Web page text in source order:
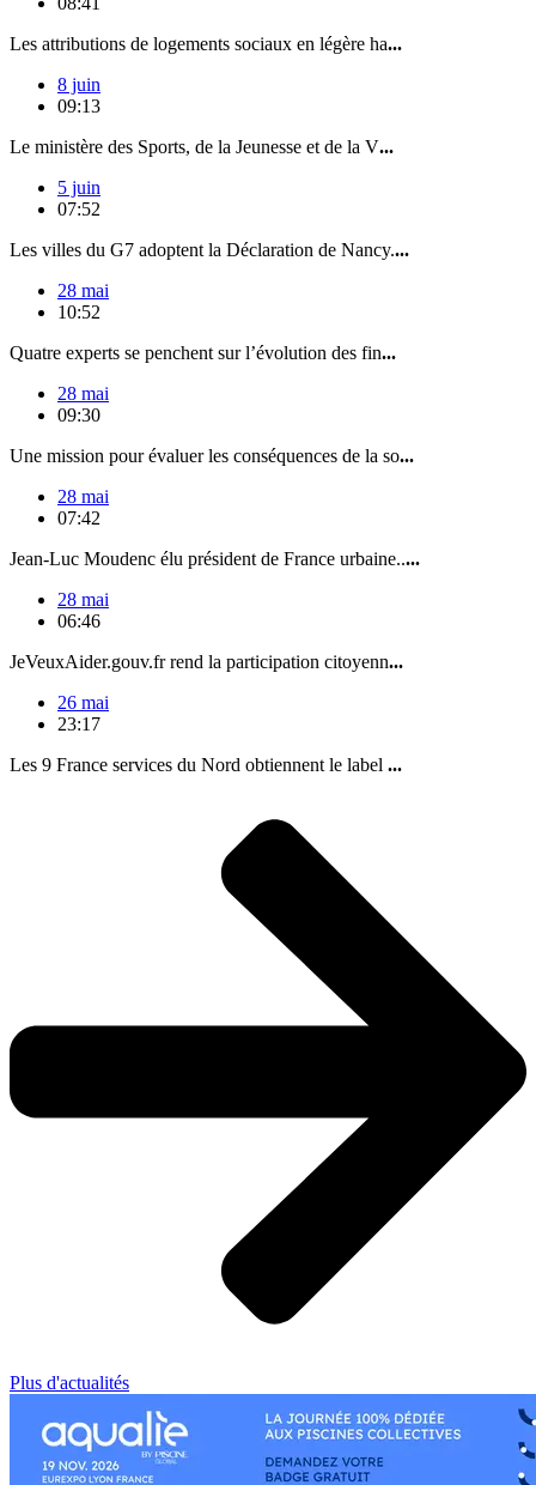
Les attributions de logements sociaux en légère ha...
8 juin
09:13
Le ministère des Sports, de la Jeunesse et de la V...
5 juin
07:52
Les villes du G7 adoptent la Déclaration de Nancy....
28 mai
10:52
Quatre experts se penchent sur l’évolution des fin...
28 mai
09:30
Une mission pour évaluer les conséquences de la so...
28 mai
07:42
Jean-Luc Moudenc élu président de France urbaine.....
28 mai
06:46
JeVeuxAider.gouv.fr rend la participation citoyenn...
26 mai
23:17
Les 9 France services du Nord obtiennent le label ...
Plus d'actualités